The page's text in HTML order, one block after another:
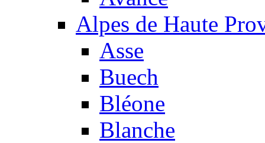
Alpes de Haute
Asse
Buech
Bléone
Blanche